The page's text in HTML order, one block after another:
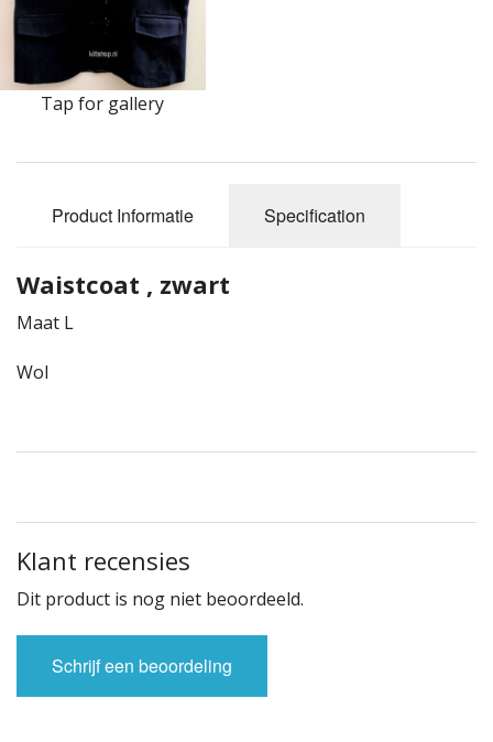
AFGEPRIJST - UITVERKOOP
Tap for gallery
Product Informatie Specification
Waistcoat , zwart
Maat L
Wol
Klant recensies
Dit product is nog niet beoordeeld.
Schrijf een beoordeling